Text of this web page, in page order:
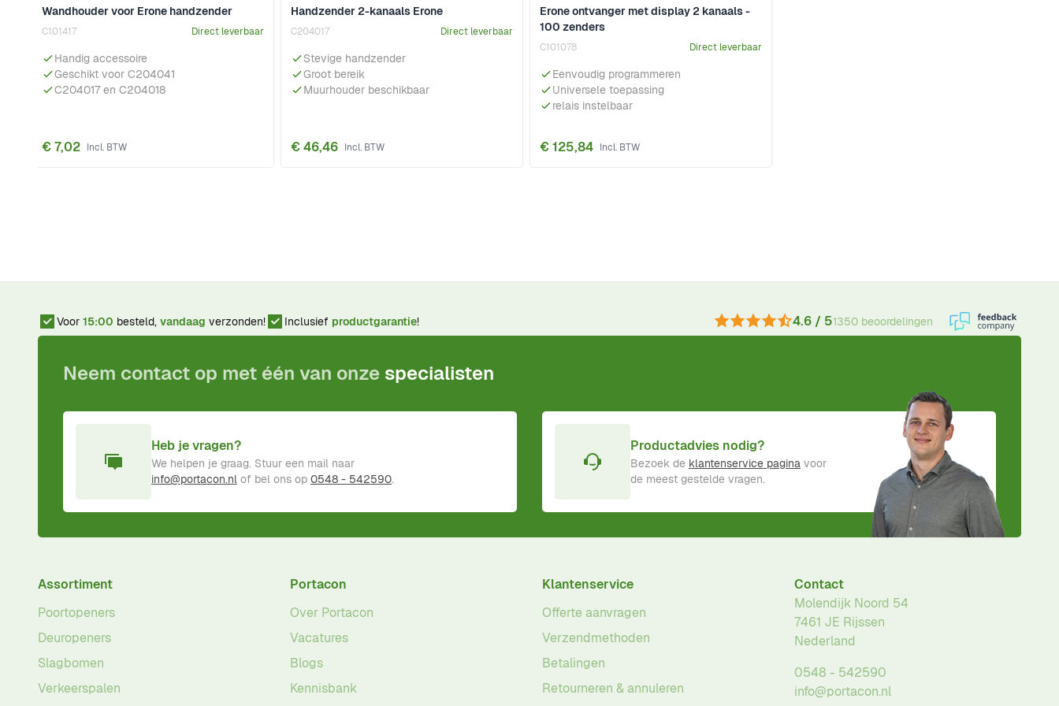
Wandhouder voor Erone handzender
C101417 Direct leverbaar
Handig accessoire
Geschikt voor C204041
C204017 en C204018
€ 7,02
Handzender 2-kanaals Erone
C204017 Direct leverbaar
Stevige handzender
Groot bereik
Muurhouder beschikbaar
€ 46,46
Erone ontvanger met display 2 kanaals -
100 zenders
C101078 Direct leverbaar
Eenvoudig programmeren
Universele toepassing
relais instelbaar
€ 125,84
Voor 15:00 besteld, vandaag verzonden! Inclusief productgarantie! 4.6 / 51350 beoordelingen
Neem contact op met één van onze specialisten
Heb je vragen?
We helpen je graag. Stuur een mail naar
info@portacon.nl of bel ons op 0548 - 542590.
Productadvies nodig?
Bezoek de klantenservice pagina voor
de meest gestelde vragen.
Assortiment
Poortopeners
Deuropeners
Slagbomen
Verkeerspalen
Portacon
Over Portacon
Vacatures
Blogs
Kennisbank
Klantenservice
Offerte aanvragen
Verzendmethoden
Betalingen
Retourneren & annuleren
Contact
Molendijk Noord 54
7461 JE Rijssen
Nederland
0548 - 542590
info@portacon.nl